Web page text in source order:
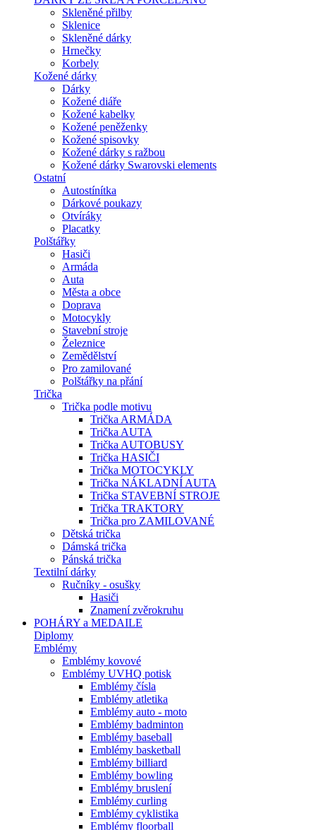
Skleněné přilby
Sklenice
Skleněné dárky
Hrnečky
Korbely
Kožené dárky
Dárky
Kožené diáře
Kožené kabelky
Kožené peněženky
Kožené spisovky
Kožené dárky s ražbou
Kožené dárky Swarovski elements
Ostatní
Autostínítka
Dárkové poukazy
Otvíráky
Placatky
Polštářky
Hasiči
Armáda
Auta
Města a obce
Doprava
Motocykly
Stavební stroje
Železnice
Zemědělství
Pro zamilované
Polštářky na přání
Trička
Trička podle motivu
Trička ARMÁDA
Trička AUTA
Trička AUTOBUSY
Trička HASIČI
Trička MOTOCYKLY
Trička NÁKLADNÍ AUTA
Trička STAVEBNÍ STROJE
Trička TRAKTORY
Trička pro ZAMILOVANÉ
Dětská trička
Dámská trička
Pánská trička
Textilní dárky
Ručníky - osušky
Hasiči
Znamení zvěrokruhu
POHÁRY a MEDAILE
Diplomy
Emblémy
Emblémy kovové
Emblémy UVHQ potisk
Emblémy čísla
Emblémy atletika
Emblémy auto - moto
Emblémy badminton
Emblémy baseball
Emblémy basketball
Emblémy billiard
Emblémy bowling
Emblémy bruslení
Emblémy curling
Emblémy cyklistika
Emblémy floorball